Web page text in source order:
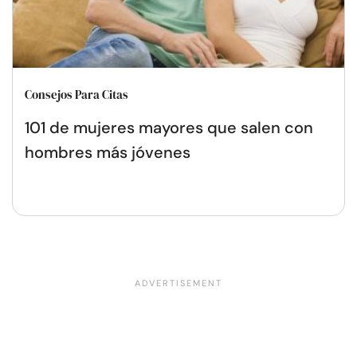
Consejos Para Citas
101 de mujeres mayores que salen con
hombres más jóvenes